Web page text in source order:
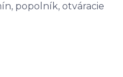
popolník, otváracie